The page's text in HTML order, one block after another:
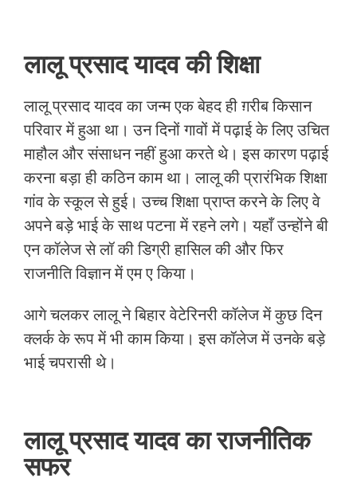
लालू प्रसाद यादव की शिक्षा
लालू प्रसाद यादव का जन्म एक बेहद ही ग़रीब किसान
परिवार में हुआ था। उन दिनों गावों में पढ़ाई के लिए उचित
माहौल और संसाधन नहीं हुआ करते थे। इस कारण पढ़ाई
करना बड़ा ही कठिन काम था। लालू की प्रारंभिक शिक्षा
गांव के स्कूल से हुई। उच्च शिक्षा प्राप्त करने के लिए वे
अपने बड़े भाई के साथ पटना में रहने लगे। यहाँ उन्होंने बी
एन कॉलेज से लॉ की डिग्री हासिल की और फिर
राजनीति विज्ञान में एम ए किया।
आगे चलकर लालू ने बिहार वेटेरिनरी कॉलेज में कुछ दिन
क्लर्क के रूप में भी काम किया। इस कॉलेज में उनके बड़े
भाई चपरासी थे।
लालू प्रसाद यादव का राजनीतिक
सफर